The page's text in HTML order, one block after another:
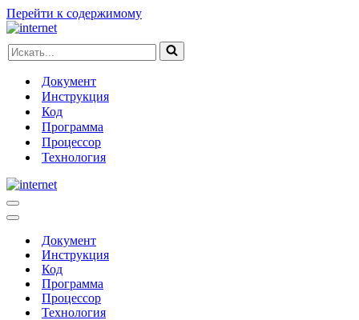
Перейти к содержимому
Искать...
Документ
Инструкция
Код
Программа
Процессор
Технология
Меню
навигации
Меню
навигацииДокумент
Инструкция
Код
Программа
Процессор
Технология